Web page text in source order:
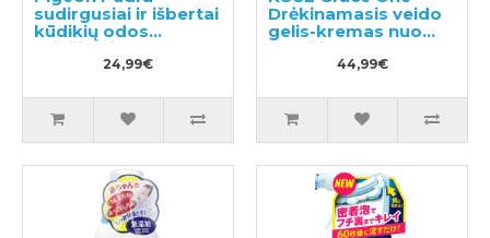
sudirgusiai ir išbertai
kūdikių odos
priežiūrai 150g
24,99€
Drėkinamasis veido
gelis-kremas nuo
raukšlių 100g
44,99€